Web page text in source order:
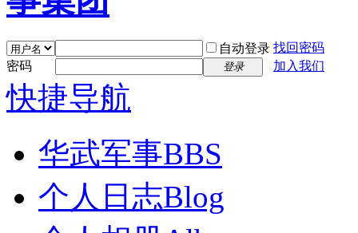
自动登录 找回密码
密码
登录 加入我们
快捷导航
华武军事BBS
个人日志Blog